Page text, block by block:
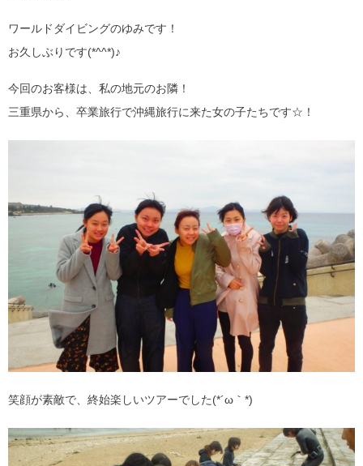
ワールドダイビングのゆみです！
お久しぶりです(*^^*)♪
今回のお客様は、私の地元のお隣！
三重県から、卒業旅行で沖縄旅行に来た女の子たちです☆！
笑顔が素敵で、終始楽しいツアーでした(*´ω｀*)